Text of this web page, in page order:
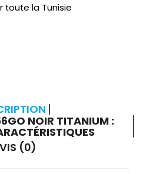
toute la Tunisie
NOIR TITANIUM :
(0)